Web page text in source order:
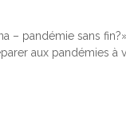
– pandémie sans
aux pandémies